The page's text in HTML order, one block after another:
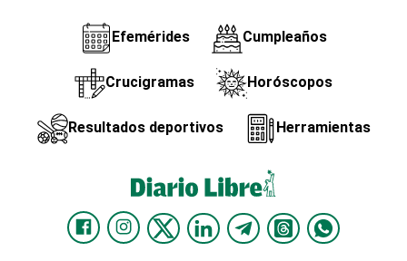
Efemérides Cumpleaños
Crucigramas Horóscopos
Resultados deportivos Herramientas